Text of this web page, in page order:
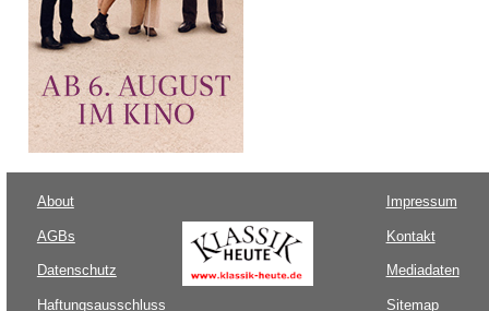
About
AGBs
Datenschutz
Haftungsausschluss
Impressum
Kontakt
Mediadaten
Sitemap